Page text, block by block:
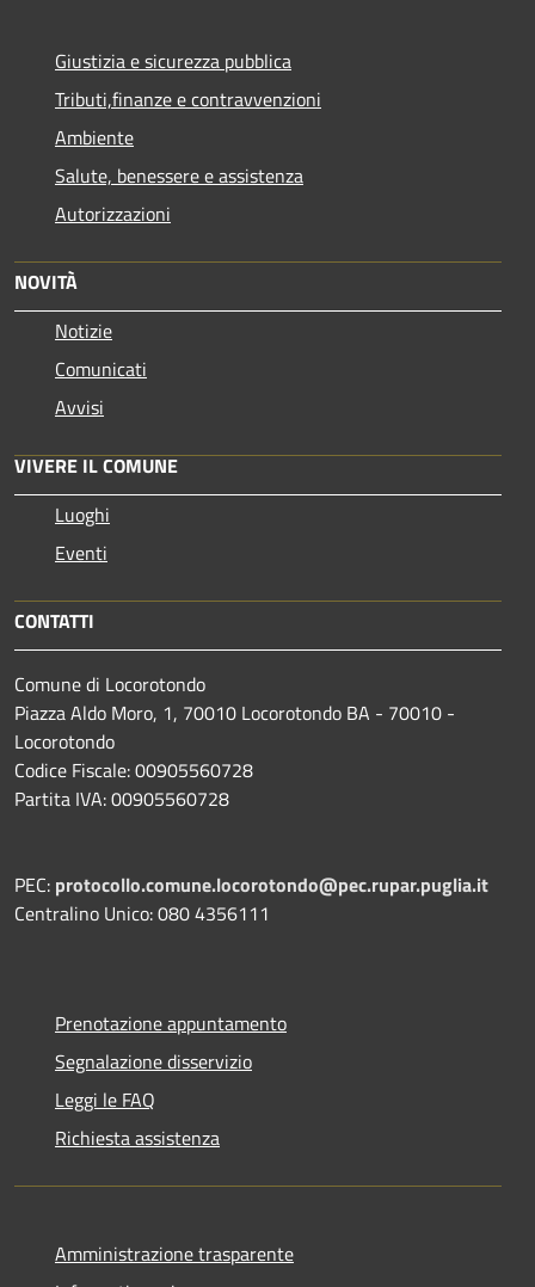
Giustizia e sicurezza pubblica
Tributi,finanze e contravvenzioni
Ambiente
Salute, benessere e assistenza
Autorizzazioni
NOVITÀ
Notizie
Comunicati
Avvisi
VIVERE IL COMUNE
Luoghi
Eventi
CONTATTI
Comune di Locorotondo
Piazza Aldo Moro, 1, 70010 Locorotondo BA - 70010 -
Locorotondo
Codice Fiscale: 00905560728
Partita IVA: 00905560728
PEC: protocollo.comune.locorotondo@pec.rupar.puglia.it
Centralino Unico: 080 4356111
Prenotazione appuntamento
Segnalazione disservizio
Leggi le FAQ
Richiesta assistenza
Amministrazione trasparente